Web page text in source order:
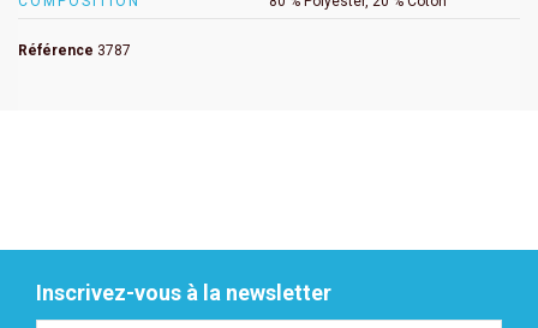
Référence 3787
Inscrivez-vous à la newsletter